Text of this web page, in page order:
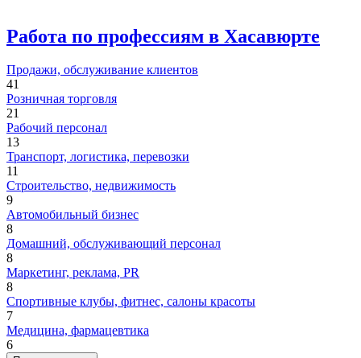
Работа по профессиям в Хасавюрте
Продажи, обслуживание клиентов
41
Розничная торговля
21
Рабочий персонал
13
Транспорт, логистика, перевозки
11
Строительство, недвижимость
9
Автомобильный бизнес
8
Домашний, обслуживающий персонал
8
Маркетинг, реклама, PR
8
Спортивные клубы, фитнес, салоны красоты
7
Медицина, фармацевтика
6